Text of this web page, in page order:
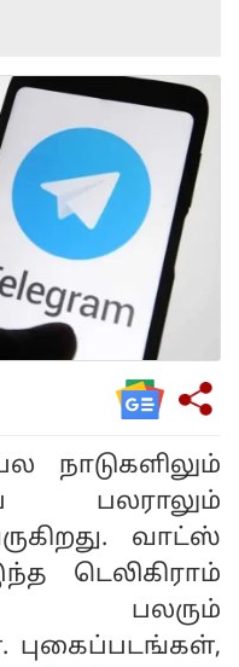
நாடுகளிலும்
பலராலும்
வாட்ஸ்
டெலிகிராம்
பலரும்
புகைப்படங்கள்,